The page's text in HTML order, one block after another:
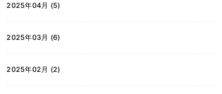
2025年04月 (5)
2025年03月 (6)
2025年02月 (2)